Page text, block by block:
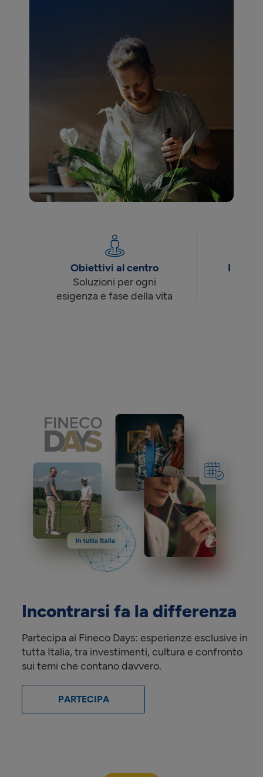
Obiettivi al centro
Soluzioni per ogni
esigenza e fase della vita
Incontrarsi fa la differenza
Partecipa ai Fineco Days: esperienze esclusive in
tutta Italia, tra investimenti, cultura e confronto
sui temi che contano davvero.
PARTECIPA